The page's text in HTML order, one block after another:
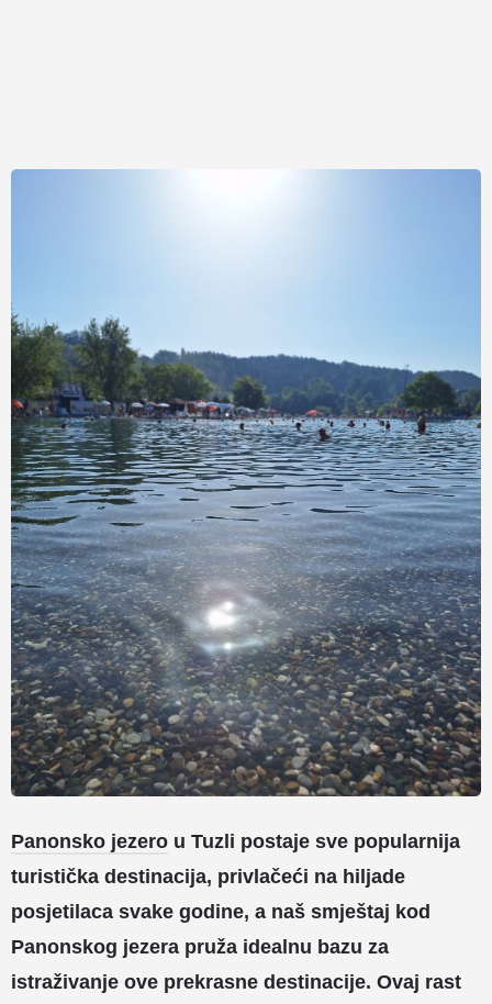
Panonsko jezero u Tuzli postaje sve popularnija
turistička destinacija, privlačeći na hiljade
posjetilaca svake godine, a naš smještaj kod
Panonskog jezera pruža idealnu bazu za
istraživanje ove prekrasne destinacije. Ovaj rast